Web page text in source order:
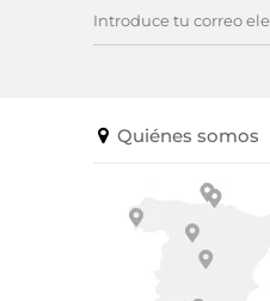
Quiénes somos